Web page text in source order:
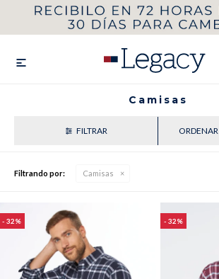

Camisas
Filtrando por: Camisas
32 32
VER COLECCIÓN DE HOMBRE